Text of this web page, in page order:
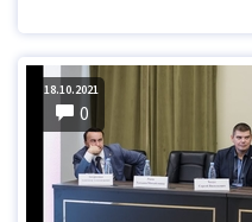
18.10.2021
0